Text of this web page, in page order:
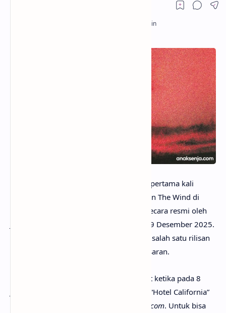
– Lagu Hotel California pertama kali
album Piss In The Wind di
Target, sebelum akhirnya dikonfirmasi secara resmi oleh
pada 9 Desember 2025.
Sejak saat itu, lagu ini langsung menjadi salah satu rilisan
yang paling membuat penggemar penasaran.
Antusiasme tersebut semakin meningkat ketika pada 8
Januari 2026, Joji membagikan cuplikan “Hotel California”
vault.jojimusic.com. Untuk bisa